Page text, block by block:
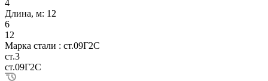
4
Длина, м: 12
6
12
Марка стали : ст.09Г2С
ст.3
ст.09Г2С